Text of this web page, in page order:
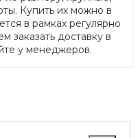
Купить их можно в
в рамках регулярно
заказать доставку в
у менеджеров.